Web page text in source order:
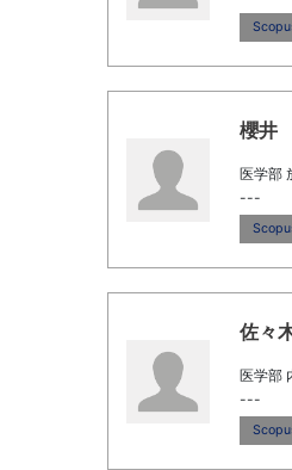
櫻井
医学部
---
佐々
医学部
---